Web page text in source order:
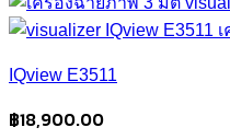
IQview E3511
฿18,900.00